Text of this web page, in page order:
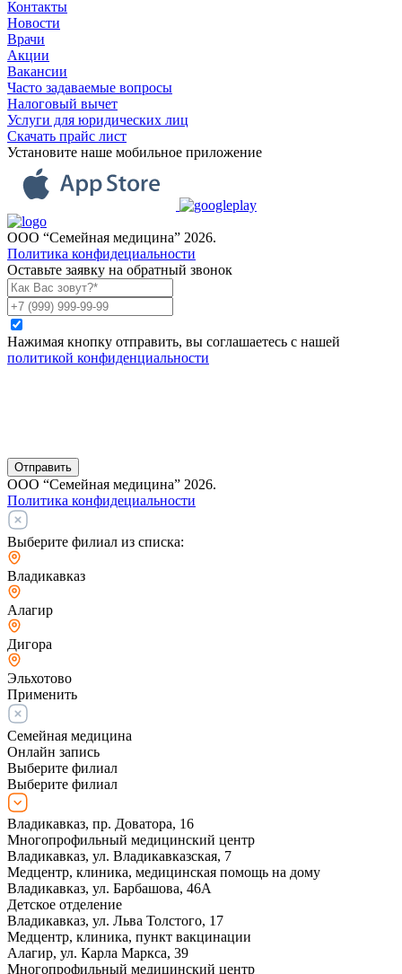
Контакты
Новости
Врачи
Акции
Вакансии
Часто задаваемые вопросы
Налоговый вычет
Услуги для юридических лиц
Скачать прайс лист
Установите наше мобильное приложение
ООО “Семейная медицина” 2026.
Политика конфидециальности
Оставьте заявку на обратный звонок
Нажимая кнопку отправить, вы соглашаетесь с нашей
политикой конфиденциальности
Отправить
ООО “Семейная медицина” 2026.
Политика конфидециальности
Выберите филиал из списка:
Владикавказ
Алагир
Дигора
Эльхотово
Применить
Семейная медицина
Онлайн запись
Выберите филиал
Выберите филиал
Владикавказ, пр. Доватора, 16
Многопрофильный медицинский центр
Владикавказ, ул. Владикавказская, 7
Медцентр, клиника, медицинская помощь на дому
Владикавказ, ул. Барбашова, 46А
Детское отделение
Владикавказ, ул. Льва Толстого, 17
Медцентр, клиника, пункт вакцинации
Алагир, ул. Карла Маркса, 39
Многопрофильный медицинский центр